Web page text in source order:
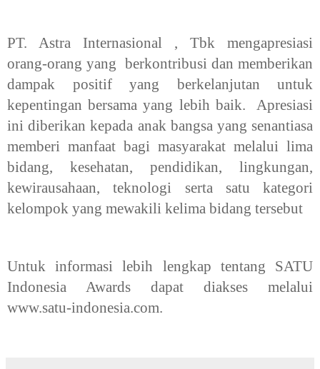
PT. Astra Internasional , Tbk mengapresiasi
orang-orang yang berkontribusi dan memberikan
dampak positif yang berkelanjutan untuk
kepentingan bersama yang lebih baik. Apresiasi
ini diberikan kepada anak bangsa yang senantiasa
memberi manfaat bagi masyarakat melalui lima
bidang, kesehatan, pendidikan, lingkungan,
kewirausahaan, teknologi serta satu kategori
kelompok yang mewakili kelima bidang tersebut
Untuk informasi lebih lengkap tentang SATU
Indonesia Awards dapat diakses melalui
www.satu-indonesia.com.